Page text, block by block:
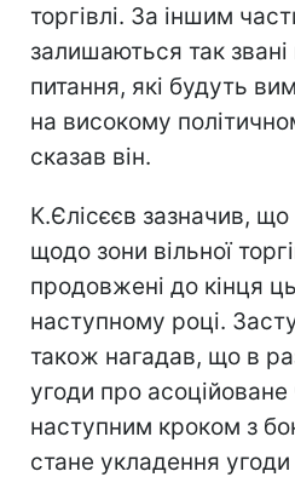
торгівлі. За іншим
залишаються так звані
питання, які будуть
на високому
сказав він.
К.Єлісєєв зазначив,
щодо зони вільної
продовжені до кінця
наступному році.
також нагадав, що в
угоди про
наступним кроком з
стане укладення